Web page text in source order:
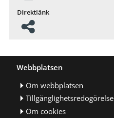
Direktlänk
Webbplatsen
Om webbplatsen
Tillgänglighetsredogörelse
Om cookies